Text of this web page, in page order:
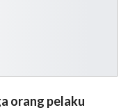
orang pelaku